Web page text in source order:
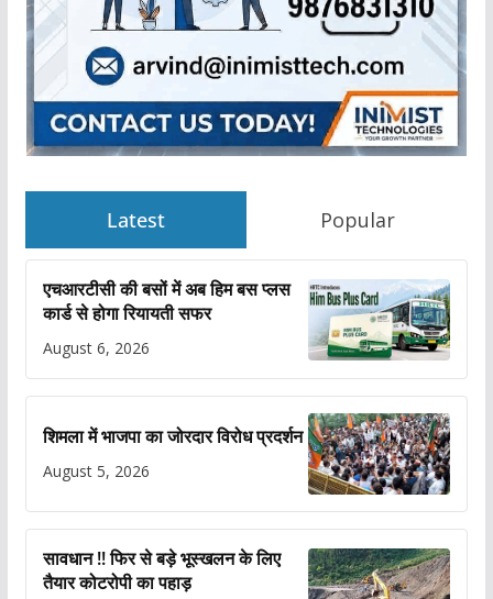
Latest Popular
एचआरटीसी की बसों में अब हिम बस प्लस
कार्ड से होगा रियायती सफर
August 6, 2026
शिमला में भाजपा का जोरदार विरोध प्रदर्शन
August 5, 2026
सावधान !! फिर से बड़े भूस्खलन के लिए
तैयार कोटरोपी का पहाड़